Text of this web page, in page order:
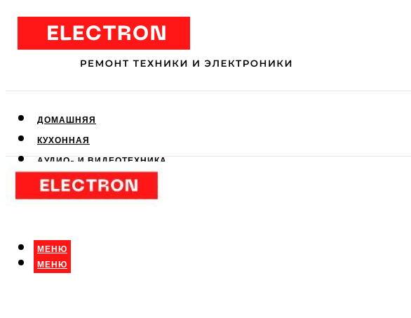
ДОМАШНЯЯ
КУХОННАЯ
АУДИО- И ВИДЕОТЕХНИКА
КЛИМАТИЧЕСКАЯ
ДЛЯ КРАСОТЫ
МЕНЮ
МЕНЮ